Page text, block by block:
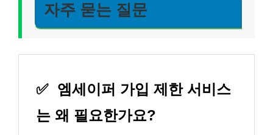
자주 묻는 질문
✅ 엠세이퍼 가입 제한 서비스
는 왜 필요한가요?